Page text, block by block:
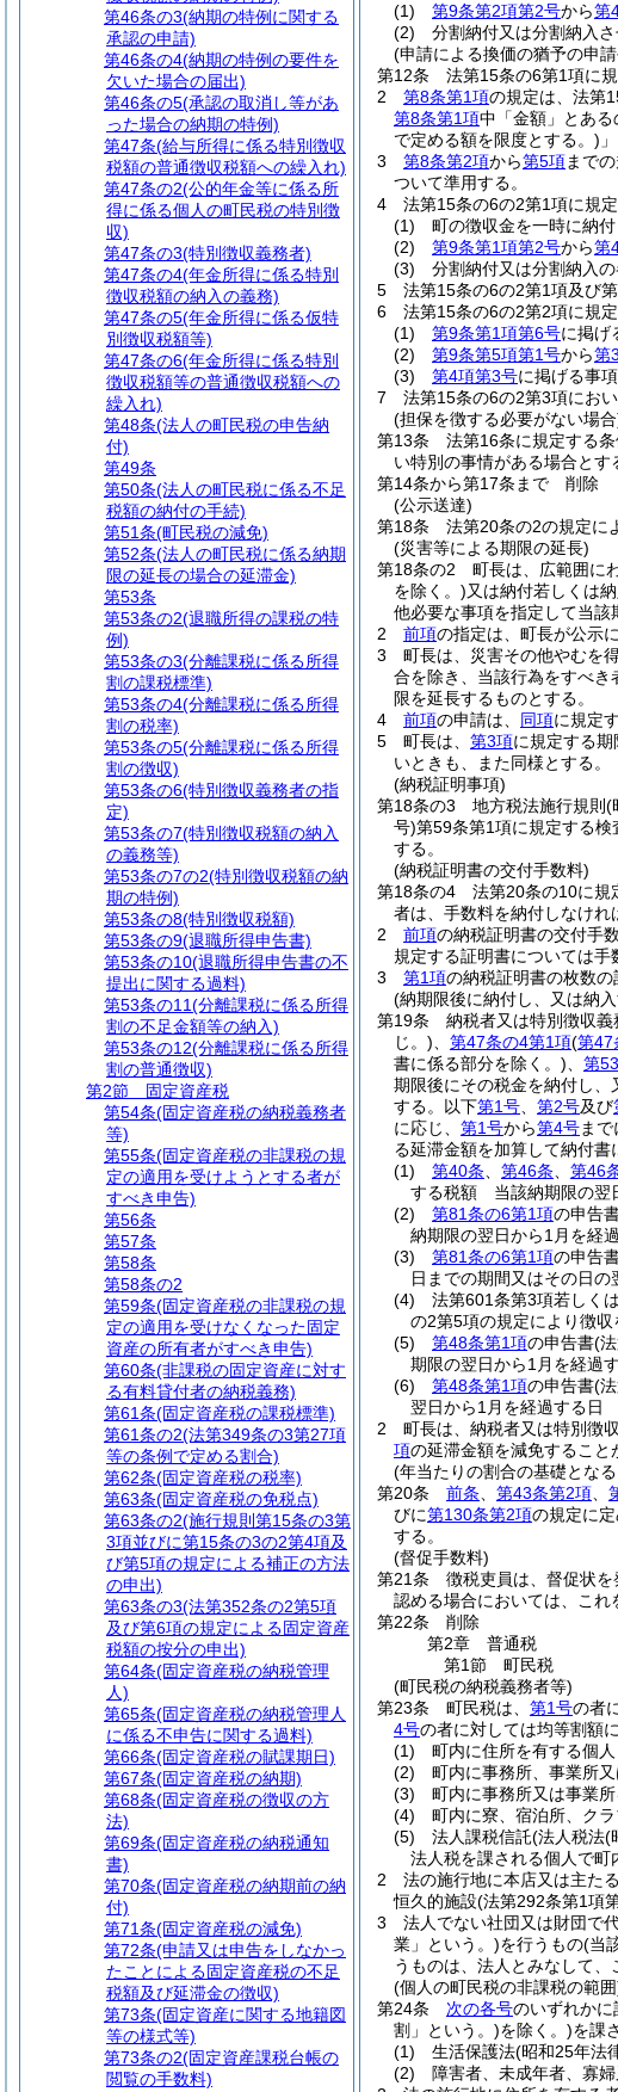
(1)
第9条第2項第2号から第
(2)
分割納付又は分割納入
(申請による換価の猶予の申
第12条
法第15条の6第1項に
2
第8条第1項の規定は、法第
第8条第1項中「金額」とあ
で定める額を限度とする。)
3
第8条第2項から第5項まで
ついて準用する。
4
法第15条の6の2第1項に規
(1)
町の徴収金を一時に納
(2)
第9条第1項第2号から第
(3)
分割納付又は分割納入
5
法第15条の6の2第1項及び
6
法第15条の6の2第2項に規
(1)
第9条第1項第6号に掲げ
(2)
第9条第5項第1号から第
(3)
第4項第3号に掲げる事項
7
法第15条の6の2第3項にお
(担保を徴する必要がない場
第13条
法第16条に規定する
い特別の事情がある場合とす
第14条から第17条まで
削除
(公示送達)
第18条
法第20条の2の規定に
(災害等による期限の延長)
第18条の2
町長は、広範囲に
を除く。)又は納付若しくは納
他必要な事項を指定して当該
2
前項の指定は、町長が公示
3
町長は、災害その他やむを
合を除き、当該行為をすべ
限を延長するものとする。
4
前項の申請は、 同項に規定
5
町長は、 第3項に規定する
いときも、また同様とする。
(納税証明事項)
第18条の3
地方税法施行規則 (
号)第59条第1項に規定する
する。
(納税証明書の交付手数料)
第18条の4
法第20条の10に規
者は、手数料を納付しなけれ
2
前項の納税証明書の交付手数
規定する証明書については手
3
第1項の納税証明書の枚数の
(納期限後に納付し、又は納
第19条
納税者又は特別徴収義
じ。)
第47条の4第1項(第47
書に係る部分を除く。)
第
期限後にその税金を納付し
する。以下第1号 第2号及び
に応じ、 第1号から第4号ま
る延滞金額を加算して納付書
(1)
第40条 第46条 第46
する税額 当該納期限の翌
(2)
第81条の6第1項の申告書
納期限の翌日から1月を経
(3)
第81条の6第1項の申告書
日までの期間又はその日
(4)
法第601条第3項若しく
の2第5項の規定により徴
(5)
第48条第1項の申告書(
期限の翌日から1月を経過
(6)
第48条第1項の申告書(
翌日から1月を経過する日
2
町長は、納税者又は特別徴
項の延滞金額を減免すること
(年当たりの割合の基礎とな
第20条
前条 第43条第2項
びに第130条第2項の規定に
する。
(督促手数料)
第21条
徴税吏員は、督促状
認める場合においては、これ
第22条
削除
第2章
普通税
第1節
町民税
(町民税の納税義務者等)
第23条
町民税は、 第1号の者
4号の者に対しては均等割額に
(1)
町内に住所を有する個人
(2)
町内に事務所、事業所
(3)
町内に事務所又は事業
(4)
町内に寮、宿泊所、ク
(5)
法人課税信託(法人税法(
法人税を課される個人で
2
法の施行地に本店又は主た
恒久的施設(法第292条第1項
3
法人でない社団又は財団で
業」という。)を行うもの(当
うものは、法人とみなして、
(個人の町民税の非課税の範
第24条
次の各号のいずれか
割」という。)を除く。)を課
(1)
生活保護法(昭和25年法
(2)
障害者、未成年者、寡
第46条の3(納期の特例に関する
承認の申請)
第46条の4(納期の特例の要件を
欠いた場合の届出)
第46条の5(承認の取消し等があ
った場合の納期の特例)
第47条(給与所得に係る特別徴収
税額の普通徴収税額への繰入れ)
第47条の2(公的年金等に係る所
得に係る個人の町民税の特別徴
収)
第47条の3(特別徴収義務者)
第47条の4(年金所得に係る特別
徴収税額の納入の義務)
第47条の5(年金所得に係る仮特
別徴収税額等)
第47条の6(年金所得に係る特別
徴収税額等の普通徴収税額への
繰入れ)
第48条(法人の町民税の申告納
付)
第49条
第50条(法人の町民税に係る不足
税額の納付の手続)
第51条(町民税の減免)
第52条(法人の町民税に係る納期
限の延長の場合の延滞金)
第53条
第53条の2(退職所得の課税の特
例)
第53条の3(分離課税に係る所得
割の課税標準)
第53条の4(分離課税に係る所得
割の税率)
第53条の5(分離課税に係る所得
割の徴収)
第53条の6(特別徴収義務者の指
定)
第53条の7(特別徴収税額の納入
の義務等)
第53条の7の2(特別徴収税額の納
期の特例)
第53条の8(特別徴収税額)
第53条の9(退職所得申告書)
第53条の10(退職所得申告書の不
提出に関する過料)
第53条の11(分離課税に係る所得
割の不足金額等の納入)
第53条の12(分離課税に係る所得
割の普通徴収)
第2節
固定資産税
第54条(固定資産税の納税義務者
等)
第55条(固定資産税の非課税の規
定の適用を受けようとする者が
すべき申告)
第56条
第57条
第58条
第58条の2
第59条(固定資産税の非課税の規
定の適用を受けなくなった固定
資産の所有者がすべき申告)
第60条(非課税の固定資産に対す
る有料貸付者の納税義務)
第61条(固定資産税の課税標準)
第61条の2(法第349条の3第27項
等の条例で定める割合)
第62条(固定資産税の税率)
第63条(固定資産税の免税点)
第63条の2(施行規則第15条の3第
3項並びに第15条の3の2第4項及
び第5項の規定による補正の方法
の申出)
第63条の3(法第352条の2第5項
及び第6項の規定による固定資産
税額の按分の申出)
第64条(固定資産税の納税管理
人)
第65条(固定資産税の納税管理人
に係る不申告に関する過料)
第66条(固定資産税の賦課期日)
第67条(固定資産税の納期)
第68条(固定資産税の徴収の方
法)
第69条(固定資産税の納税通知
書)
第70条(固定資産税の納期前の納
付)
第71条(固定資産税の減免)
第72条(申請又は申告をしなかっ
たことによる固定資産税の不足
税額及び延滞金の徴収)
第73条(固定資産に関する地籍図
等の様式等)
第73条の2(固定資産課税台帳の
閲覧の手数料)